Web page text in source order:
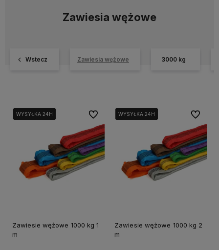
Zawiesia wężowe
Wstecz Zawiesia wężowe 3000 kg
WYSYŁKA 24H
WYSYŁKA 24H
WYSYŁKA 24H
Zawiesie wężowe 1000 kg 1
m
Do ulubionychWYSYŁKA 24H
WYSYŁKA 24H
WYSYŁKA 24H
Zawiesie wężowe 1000 kg 2
m
Do